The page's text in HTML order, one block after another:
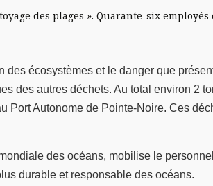
des plages ». Quarante-six
écosystèmes et le danger que
des autres déchets. Au total environ 2
Autonome de Pointe-Noire. Ces
des océans, mobilise le
durable et responsable des océans.